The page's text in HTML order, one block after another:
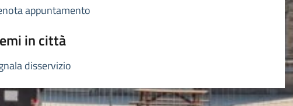
appuntamento
in città
disservizio